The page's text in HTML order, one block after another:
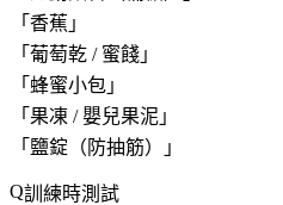
「 香蕉 」
「 葡萄乾 / 蜜餞 」
「 蜂蜜小包 」
「 果凍 / 嬰兒果泥 」
「 鹽錠（防抽筋） 」
訓練時測試